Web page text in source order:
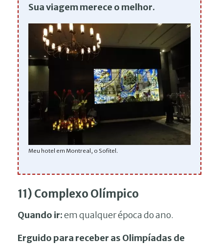
Sua viagem merece o melhor.
Meu hotel em Montreal, o Sofitel.
11) Complexo Olímpico
Quando ir:em qualquer época do ano.
Erguido para receber as Olimpíadas de